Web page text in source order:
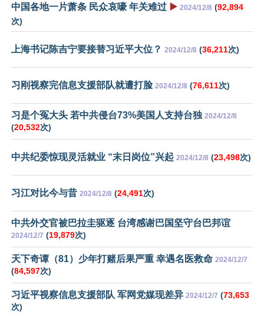
中国各地一片萧条 民众哀嚎 年关难过 ▶️ 2024/12/8 (92,894
次)
上海书记陈吉宁要接替习近平大位？ 2024/12/8 (36,211次)
习刚视察完信息支援部队就遭打脸 2024/12/8 (76,611次)
习是个冤大头 若中共侵台73%美国人支持台独 2024/12/8
(20,532次)
中共纪委惊现灵活就业 “末日岗位”兴起 2024/12/8 (23,498次)
习江对比今与昔 2024/12/8 (24,491次)
中共外交官被巴拉圭驱逐 台湾感谢巴国坚守台巴邦谊
2024/12/7 (19,879次)
天下奇谭（81）少年打赌后果严重 幸遇名医救命 2024/12/7
(84,597次)
习近平视察信息支援部队 军网党媒现差异 2024/12/7 (73,653
次)